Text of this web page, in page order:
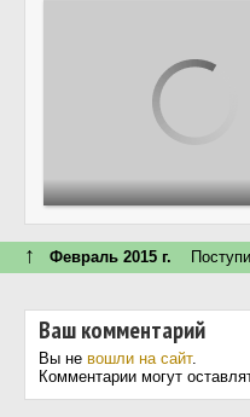
↑ Февраль 2015 г.
Ваш комментарий
Вы не вошли на сайт.
Комментарии могут